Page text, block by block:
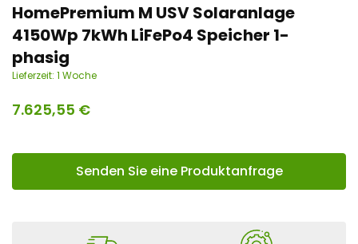
HomePremium M USV Solaranlage
4150Wp 7kWh LiFePo4 Speicher 1-
phasig
Lieferzeit: 1 Woche
7.625,55 €
Senden Sie eine Produktanfrage